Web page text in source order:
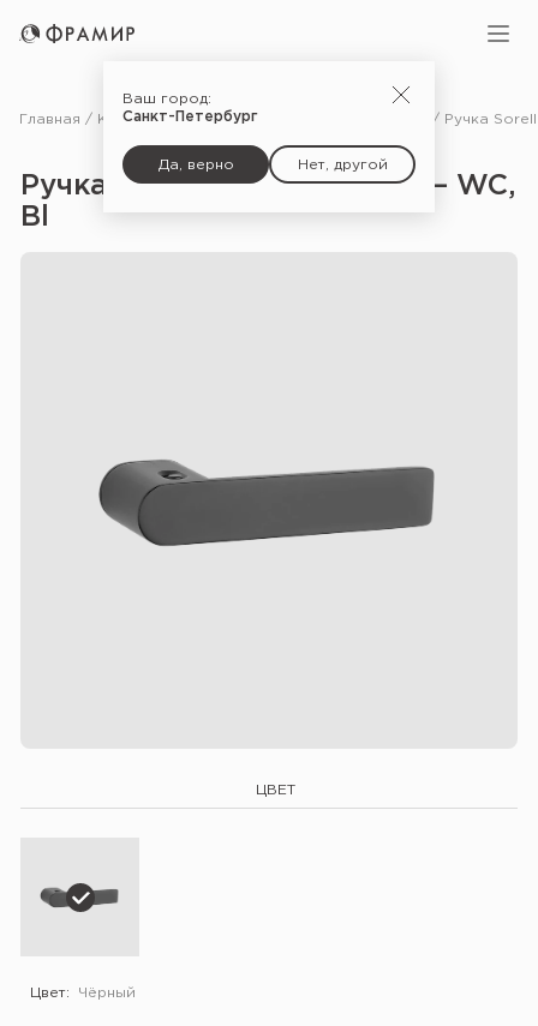
Ваш город:
Санкт-Петербург
Да, верно Нет, другой
Главная Каталог Фурнитура
Ручка Sorella RTH Prestige — WC,
Bl
ЦВЕТ
Цвет: Чёрный